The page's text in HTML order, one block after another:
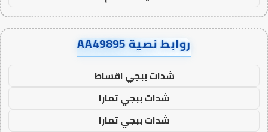
روابط نصية AA49895
شدات ببجي اقساط
شدات ببجي تمارا
شدات ببجي تمارا